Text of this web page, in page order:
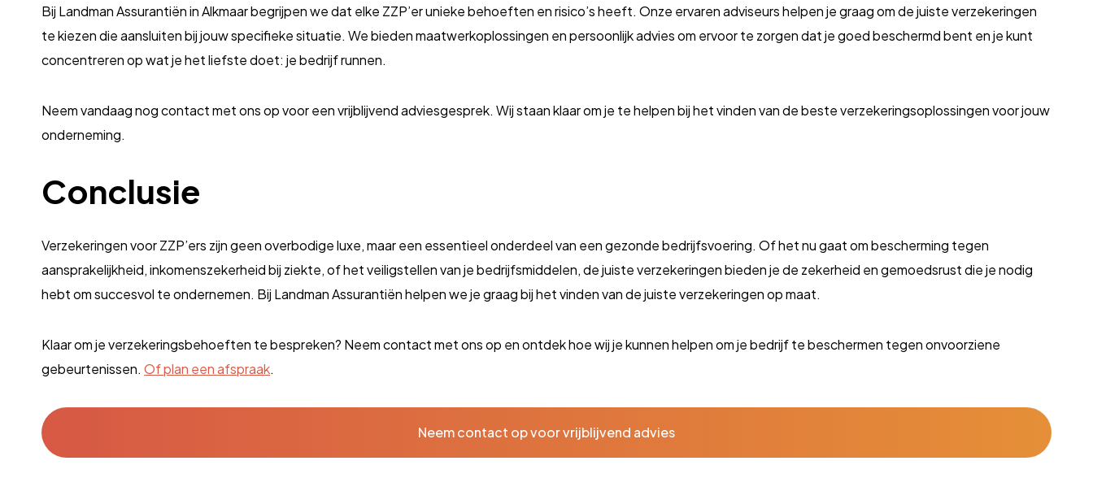
Bij Landman Assurantiën in Alkmaar begrijpen we dat elke ZZP’er unieke behoeften en risico’s heeft. Onze ervaren adviseurs helpen je graag om de juiste verzekeringen
te kiezen die aansluiten bij jouw specifieke situatie. We bieden maatwerkoplossingen en persoonlijk advies om ervoor te zorgen dat je goed beschermd bent en je kunt
concentreren op wat je het liefste doet: je bedrijf runnen.
Neem vandaag nog contact met ons op voor een vrijblijvend adviesgesprek. Wij staan klaar om je te helpen bij het vinden van de beste verzekeringsoplossingen voor jouw
onderneming.
Conclusie
Verzekeringen voor ZZP’ers zijn geen overbodige luxe, maar een essentieel onderdeel van een gezonde bedrijfsvoering. Of het nu gaat om bescherming tegen
aansprakelijkheid, inkomenszekerheid bij ziekte, of het veiligstellen van je bedrijfsmiddelen, de juiste verzekeringen bieden je de zekerheid en gemoedsrust die je nodig
hebt om succesvol te ondernemen. Bij Landman Assurantiën helpen we je graag bij het vinden van de juiste verzekeringen op maat.
Klaar om je verzekeringsbehoeften te bespreken? Neem contact met ons op en ontdek hoe wij je kunnen helpen om je bedrijf te beschermen tegen onvoorziene
gebeurtenissen.Of plan een afspraak.
Neem contact op voor vrijblijvend advies